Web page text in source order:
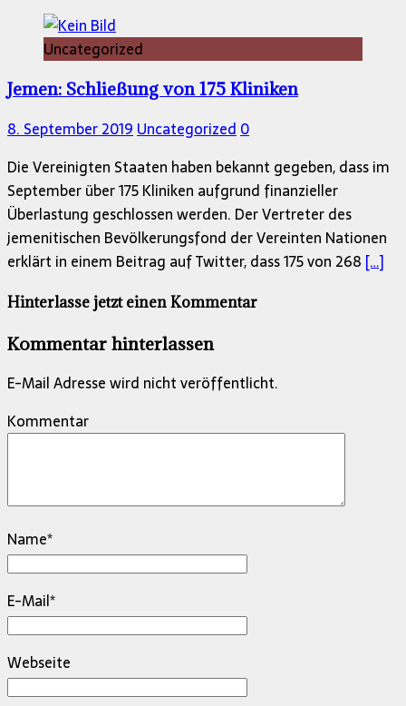
Uncategorized
Jemen: Schließung von 175 Kliniken
8. September 2019 Uncategorized 0
Die Vereinigten Staaten haben bekannt gegeben, dass im
September über 175 Kliniken aufgrund finanzieller
Überlastung geschlossen werden. Der Vertreter des
jemenitischen Bevölkerungsfond der Vereinten Nationen
erklärt in einem Beitrag auf Twitter, dass 175 von 268 […]
Hinterlasse jetzt einen Kommentar
Kommentar hinterlassen
E-Mail Adresse wird nicht veröffentlicht.
Kommentar
Name*
E-Mail*
Webseite